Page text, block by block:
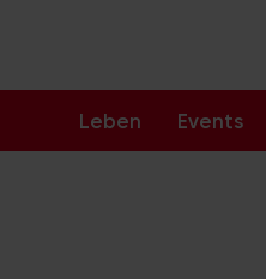
Leben Events